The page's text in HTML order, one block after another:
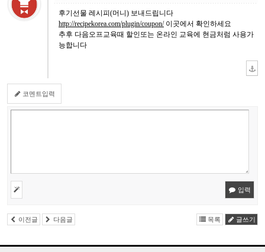
후기선물 레시피(머니) 보내드립니다
http://recipekorea.com/plugin/coupon/이곳에서 확인하세요
추후 다음오프교육때 할인또는 온라인 교육에 현금처럼 사용가
능합니다
코멘트입력
입력
이전글 다음글 목록 글쓰기